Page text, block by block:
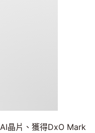
晶片、獲得DxO Mark